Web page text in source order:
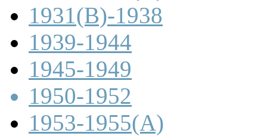
1931(B)-1938
1939-1944
1945-1949
1950-1952
1953-1955(A)